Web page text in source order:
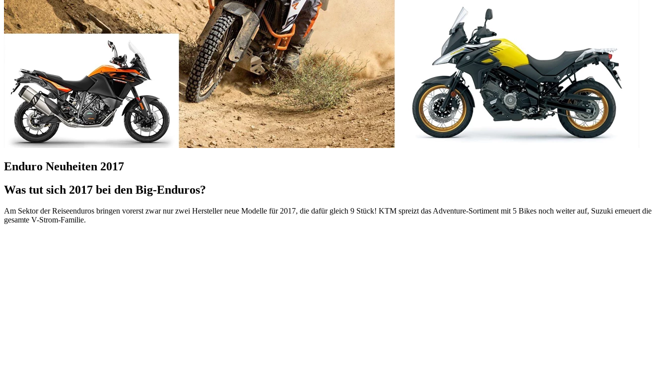
Enduro Neuheiten 2017
Was tut sich 2017 bei den Big-Enduros?
Am Sektor der Reiseenduros bringen vorerst zwar nur zwei Hersteller neue Modelle für 2017, die dafür gleich 9 Stück! KTM spreizt das Adventure-Sortiment mit 5 Bikes noch weiter auf, Suzuki erneuert die
gesamte V-Strom-Familie.